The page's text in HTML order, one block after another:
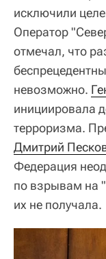
исключили
Оператор
отмечал, что
невозможно.
инициировала
терроризма.
Дмитрий
Федерация
по взрывам на
их не получала.